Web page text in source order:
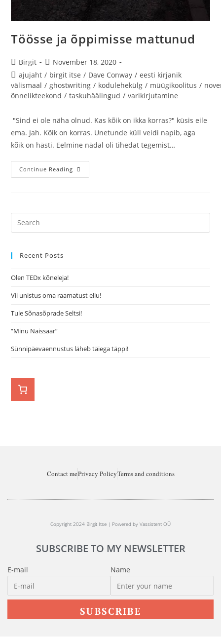
Töösse ja õppimisse mattunud
Birgit
November 18, 2020
ajujaht / birgit itse / Dave Conway / eesti kirjanik
välismaal / ghostwriting / kodulehekülg / müügikoolitus /
õnnelikteekond / taskuhäälingud / varikirjutamine
"Sind ei ole näha olnud. Kas kõik on ikka korras?" küsis eile
ema. Jah. Kõik on korras. Unetunde küll veidi napib, aga
kõik on hästi. Eelmine nädal oli tihedat tegemist…
Continue Reading
Recent Posts
Olen TEDx kõneleja!
Vii unistus oma raamatust ellu!
Tule Sõnasõprade Seltsi!
“Minu Naissaar”
Sünnipäevaennustus läheb täiega täppi!
Contact mePrivacy PolicyTerms and conditions
Copyright 2024 Birgit Itse | Powered by Vassistent OÜ
SUBSCRIBE TO MY NEWSLETTER
E-mail Name
SUBSCRIBE